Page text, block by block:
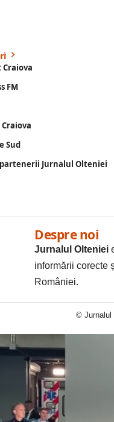
FM
Sud
Jurnalul Olteniei
Despre noi
Jurnalul Olteniei
informării corecte
României.
© Jurnalul